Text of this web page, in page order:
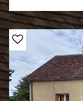
de 6200m².